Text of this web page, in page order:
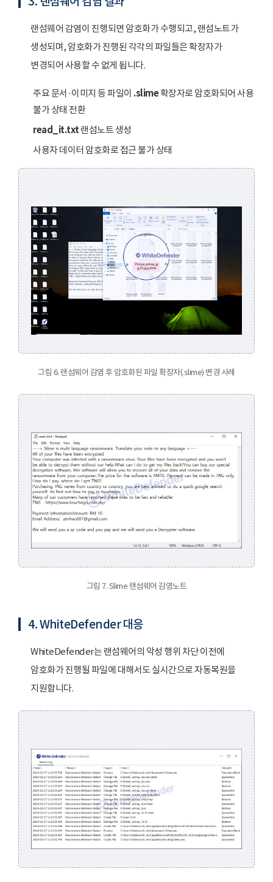
랜섬웨어 감염이 진행되면 암호화가 수행되고, 랜섬노트가
생성되며, 암호화가 진행된 각각의 파일들은 확장자가
변경되어 사용할 수 없게 됩니다.
주요 문서·이미지 등 파일이 .slime확장자로 암호화되어 사용
불가 상태 전환
read_it.txt 랜섬노트 생성
사용자 데이터 암호화로 접근 불가 상태
그림 6. 랜섬웨어 감염 후 암호화된 파일 확장자(.slime) 변경 사례
그림 7. Slime 랜섬웨어 감염노트
4. WhiteDefender 대응
WhiteDefender는 랜섬웨어의 악성 행위 차단 이전에
암호화가 진행될 파일에 대해서도 실시간으로 자동복원을
지원합니다.